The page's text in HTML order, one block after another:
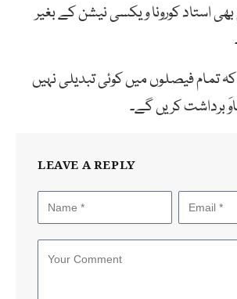
استاد کورونا ویکسی نیشن کے بغیر
تمام فیصلوں میں کوئی تبدیلی نہیں
برداشت کریں گے۔
LEAVE A REPLY